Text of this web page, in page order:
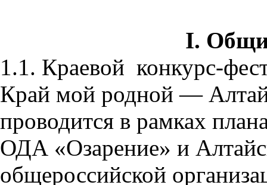
I.
1.1. Краевой конкурс-
Край мой родной —
проводится в рамках
ОДА «Озарение» и
общероссийской